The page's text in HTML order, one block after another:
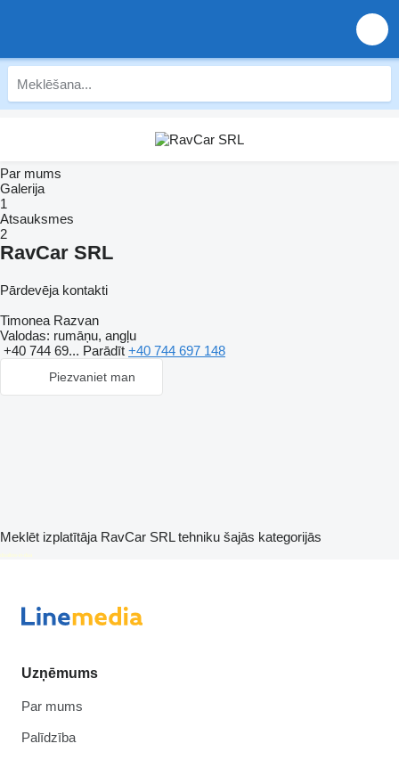
Par mums
Galerija
1
Atsauksmes
2
RavCar SRL
Pārdevēja kontakti
Timonea Razvan
Valodas: rumāņu, angļu
+40 744 69... Parādīt +40 744 697 148
Piezvaniet man
Meklēt izplatītāja RavCar SRL tehniku šajās kategorijās
disallow-in-dsa
Uzņēmums
Par mums
Palīdzība